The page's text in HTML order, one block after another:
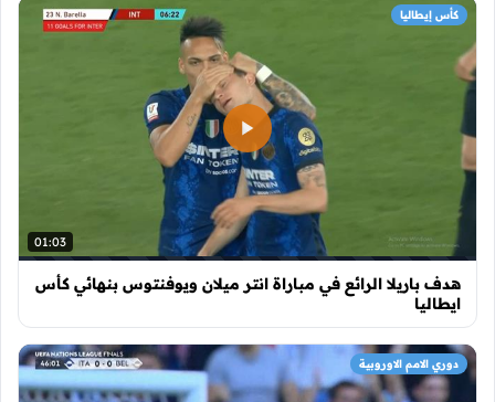
01:03
هدف باريلا الرائع في مباراة انتر ميلان ويوفنتوس بنهائي كأس
ايطاليا
كأس إيطاليا
دوري الامم الاوروبية